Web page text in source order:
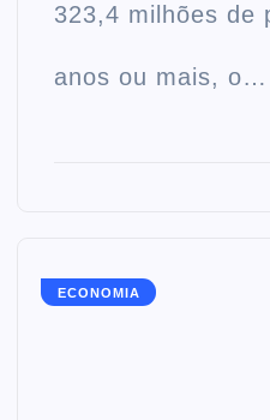
323,4 milhões de
anos ou mais, o…
ECONOMIA